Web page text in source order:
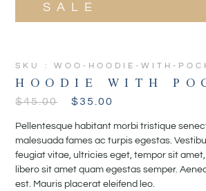
SKU : WOO-HOODIE-WITH-
HOODIE WITH
$45.00 $35.00
Pellentesque habitant morbi tristique
malesuada fames ac turpis egestas.
feugiat vitae, ultricies eget, tempor sit
libero sit amet quam egestas semper.
est. Mauris placerat eleifend leo.
SALE